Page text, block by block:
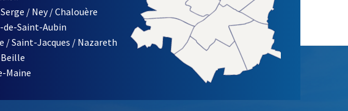
fenêtre
/ Ney / Chalouère
de-Saint-Aubin
/ Saint-Jacques / Nazareth
Maine